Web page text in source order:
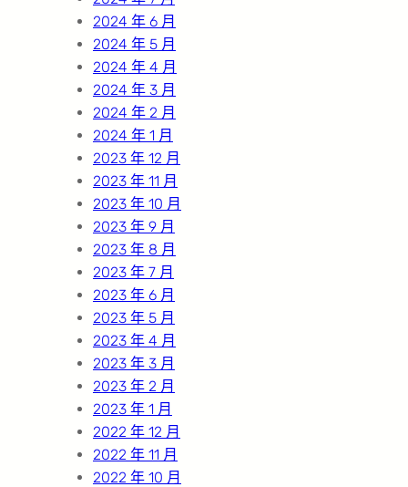
2024 年 6 月
2024 年 5 月
2024 年 4 月
2024 年 3 月
2024 年 2 月
2024 年 1 月
2023 年 12 月
2023 年 11 月
2023 年 10 月
2023 年 9 月
2023 年 8 月
2023 年 7 月
2023 年 6 月
2023 年 5 月
2023 年 4 月
2023 年 3 月
2023 年 2 月
2023 年 1 月
2022 年 12 月
2022 年 11 月
2022 年 10 月